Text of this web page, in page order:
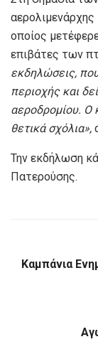
οποίος
επιβάτες των
εκδηλώσεις,
περιοχής και
αεροδρομίου. Ο
θετικά σχόλια»,
Την εκδήλωση
Πατερούσης.
Καμπάνια